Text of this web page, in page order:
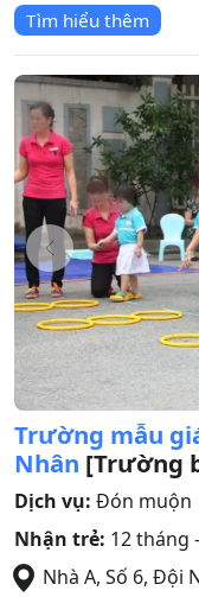
Tìm hiểu thêm
Trường mẫu
Nhân [Trường
Dịch vụ: Đón muộn
Nhận trẻ: 12 tháng
Nhà A, Số 6, Đội